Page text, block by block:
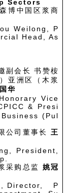
Sectors
博中国区浆商
Weilong, P
Head, As
副会长 书赞桉
亚洲区（木浆
华
Vice
& Presi
(Pul
公司董事长 王
President,
采购总监 姚冠
Director, P